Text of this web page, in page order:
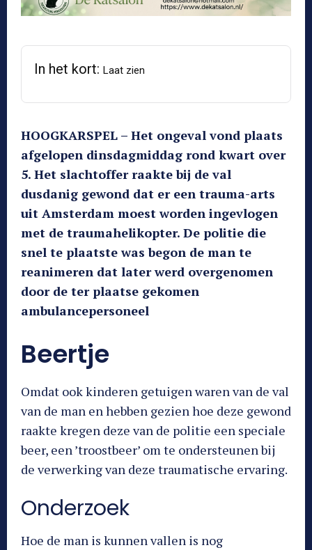
In het kort: Laat zien
HOOGKARSPEL – Het ongeval vond plaats
afgelopen dinsdagmiddag rond kwart over
5. Het slachtoffer raakte bij de val
dusdanig gewond dat er een trauma-arts
uit Amsterdam moest worden ingevlogen
met de traumahelikopter. De politie die
snel te plaatste was begon de man te
reanimeren dat later werd overgenomen
door de ter plaatse gekomen
ambulancepersoneel
Beertje
Omdat ook kinderen getuigen waren van de val
van de man en hebben gezien hoe deze gewond
raakte kregen deze van de politie een speciale
beer, een ’troostbeer’ om te ondersteunen bij
de verwerking van deze traumatische ervaring.
Onderzoek
Hoe de man is kunnen vallen is nog